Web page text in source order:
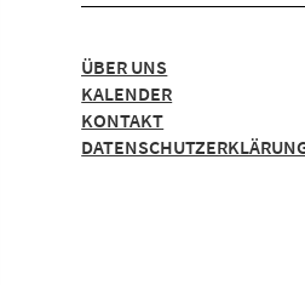
ÜBER UNS
KALENDER
KONTAKT